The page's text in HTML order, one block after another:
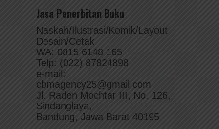
Jasa Penerbitan Buku
Naskah/Ilustrasi/Komik/Layout
Desain/Cetak
WA: 0815 6148 165
Telp: (022) 87824898
e-mail:
cbmagency25@gmail.com
Jl. Raden Mochtar III, No. 126,
Sindanglaya,
Bandung, Jawa Barat 40195